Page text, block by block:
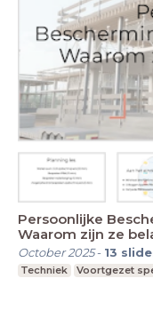
Persoonlijke
Waarom zijn ze
October 2025- 13
Techniek Voortgezet